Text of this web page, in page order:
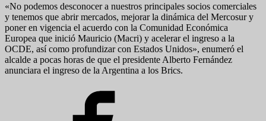
«No podemos desconocer a nuestros principales socios comerciales
y tenemos que abrir mercados, mejorar la dinámica del Mercosur y
poner en vigencia el acuerdo con la Comunidad Económica
Europea que inició Mauricio (Macri) y acelerar el ingreso a la
OCDE, así como profundizar con Estados Unidos», enumeró el
alcalde a pocas horas de que el presidente Alberto Fernández
anunciara el ingreso de la Argentina a los Brics.